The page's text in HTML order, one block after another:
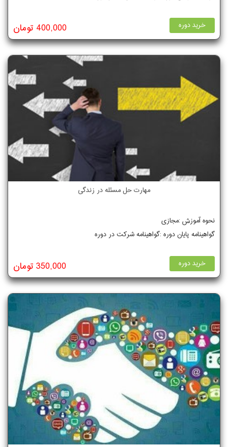
خرید دوره 400,000 تومان
مهارت حل مسئله در زندگی
نحوه آموزش :مجازی
گواهینامه پایان دوره :گواهینامه شرکت در دوره
خرید دوره 350,000 تومان